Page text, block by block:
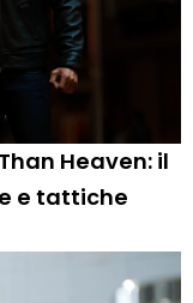
Heaven: il
e tattiche